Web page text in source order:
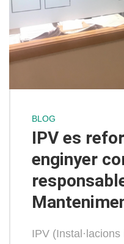
BLOG
IPV es
enginyer
IPV